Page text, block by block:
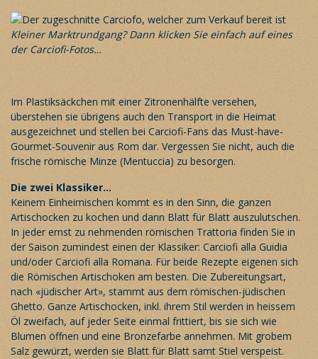
Kleiner Marktrundgang? Dann klicken Sie einfach auf eines
der Carciofi-Fotos…
Im Plastiksäckchen mit einer Zitronenhälfte versehen,
überstehen sie übrigens auch den Transport in die Heimat
ausgezeichnet und stellen bei Carciofi-Fans das Must-have-
Gourmet-Souvenir aus Rom dar. Vergessen Sie nicht, auch die
frische römische Minze (Mentuccia) zu besorgen.
Die zwei Klassiker…
Keinem Einheimischen kommt es in den Sinn, die ganzen
Artischocken zu kochen und dann Blatt für Blatt auszulutschen.
In jeder ernst zu nehmenden römischen Trattoria finden Sie in
der Saison zumindest einen der Klassiker: Carciofi alla Guidia
und/oder Carciofi alla Romana. Für beide Rezepte eigenen sich
die Römischen Artischoken am besten. Die Zubereitungsart,
nach «jüdischer Art», stammt aus dem römischen-jüdischen
Ghetto. Ganze Artischocken, inkl. ihrem Stil werden in heissem
Öl zweifach, auf jeder Seite einmal frittiert, bis sie sich wie
Blumen öffnen und eine Bronzefarbe annehmen. Mit grobem
Salz gewürzt, werden sie Blatt für Blatt samt Stiel verspeist.